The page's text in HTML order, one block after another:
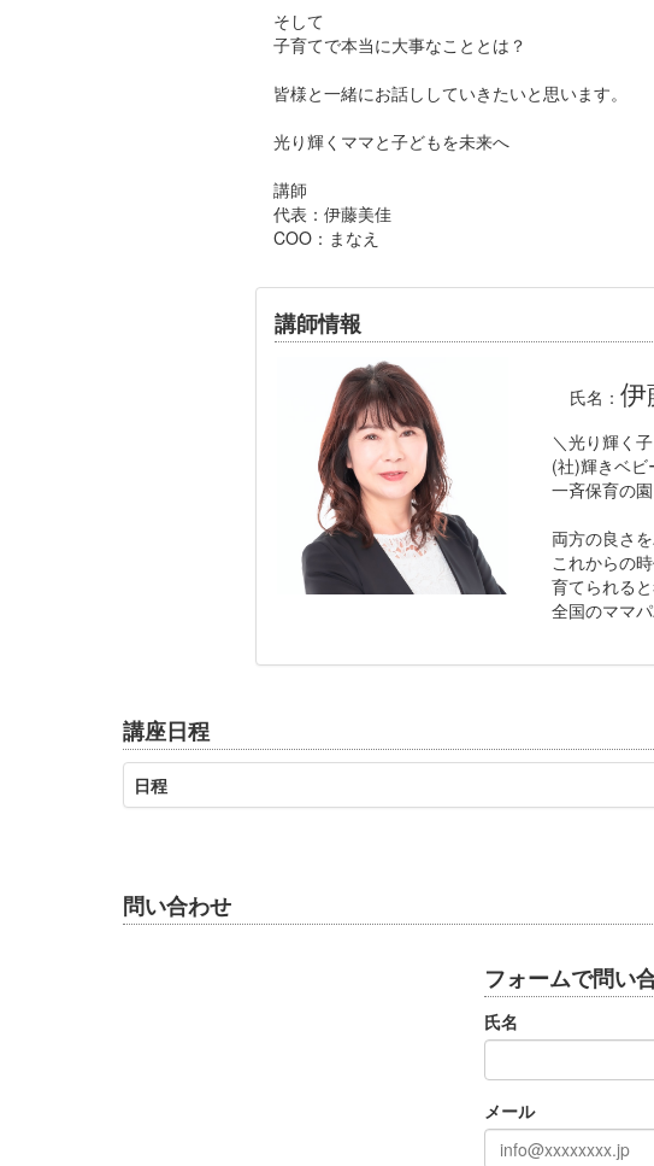
そして
子育てで本当に大事なこととは？
皆様と一緒にお話ししていきたいと思います。
光り輝くママと子どもを未来へ
講師
代表：伊藤美佳
COO：まなえ
講師情報
氏名： 伊
＼光り輝く
(社)輝きベ
一斉保育の
両方の良さ
これからの
育てられると
全国のママ
講座日程
日程
問い合わせ
フォームで問い
氏名
メール